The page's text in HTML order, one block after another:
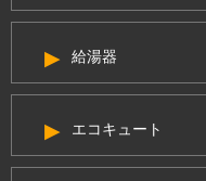
給湯器
エコキュート